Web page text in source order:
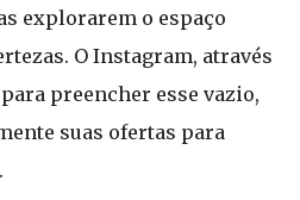
explorarem o espaço
O Instagram, através
preencher esse vazio,
suas ofertas para